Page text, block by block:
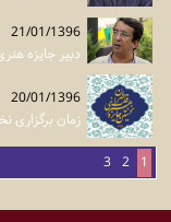
21/01/1396
دبیر جایزه
20/01/1396
زمان برگزاری
1
2
3